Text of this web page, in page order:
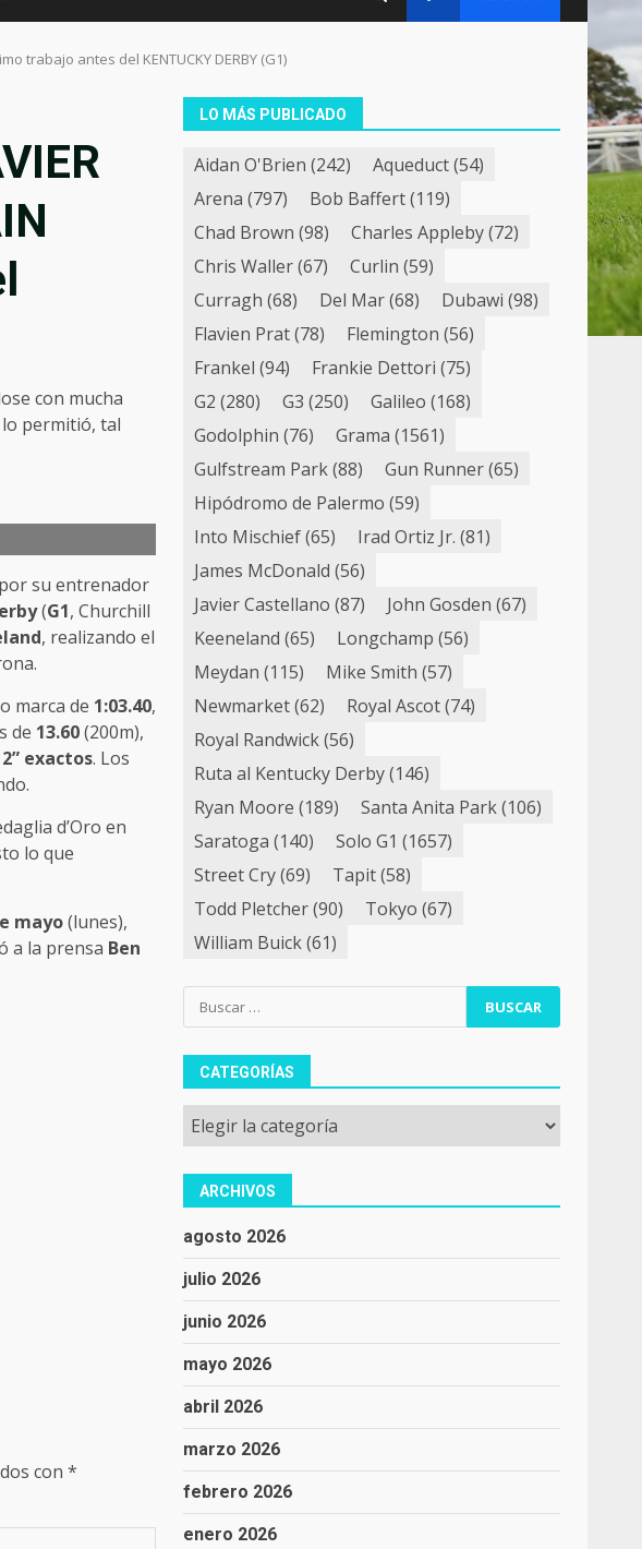
trabajo antes del KENTUCKY DERBY (G1)
con mucha
permitió, tal
su entrenador
(G1, Churchill
, realizando el
marca de 1:03.40,
de 13.60(200m),
exactos. Los
d’Oro en
lo que
mayo(lunes),
a la prensa Ben
con *
LO MÁS PUBLICADO
Aidan O'Brien (242) Aqueduct(54)
Arena (797) Bob Baffert(119)
Chad Brown (98) Charles Appleby(72)
Chris Waller(67) Curlin (59)
Curragh (68) Del Mar(68) Dubawi (98)
Flavien Prat(78) Flemington (56)
Frankel (94) Frankie Dettori (75)
G2 (280) G3 (250) Galileo (168)
Godolphin (76) Grama (1561)
Gulfstream Park(88) Gun Runner(65)
Hipódromo de Palermo (59)
Into Mischief(65) Irad Ortiz Jr. (81)
James McDonald (56)
Javier Castellano (87) John Gosden (67)
Keeneland (65) Longchamp (56)
Meydan (115) Mike Smith (57)
Newmarket(62) Royal Ascot(74)
Royal Randwick(56)
Ruta al Kentucky Derby(146)
Ryan Moore (189) Santa Anita Park(106)
Saratoga (140) Solo G1 (1657)
Street Cry(69) Tapit(58)
Todd Pletcher(90) Tokyo (67)
William Buick(61)
Buscar:
CATEGORÍAS
Categorías
ARCHIVOS
agosto 2026
julio 2026
junio 2026
mayo 2026
abril 2026
marzo 2026
febrero 2026
enero 2026